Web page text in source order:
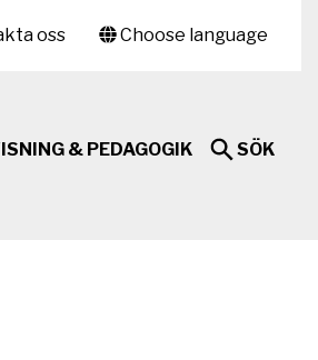
Choose language
oss
& PEDAGOGIK SÖK